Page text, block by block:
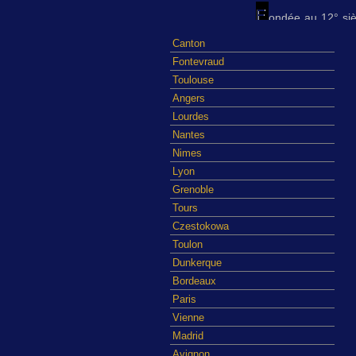
ondée au 12°
es chemins
grange batelière "
n peut
d'Aix-les-Bains,
l'exposition :
Canton
Fontevraud
Toulouse
Angers
Lourdes
Nantes
Nimes
Lyon
Grenoble
Tours
Czestokowa
Toulon
Dunkerque
Bordeaux
Paris
Vienne
Madrid